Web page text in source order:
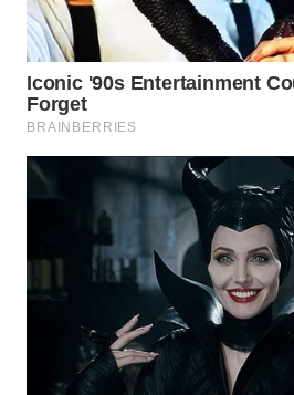
WN
PRIANGAN
TIMUR
WN
SEMARANG
BOROBUDUR
WN